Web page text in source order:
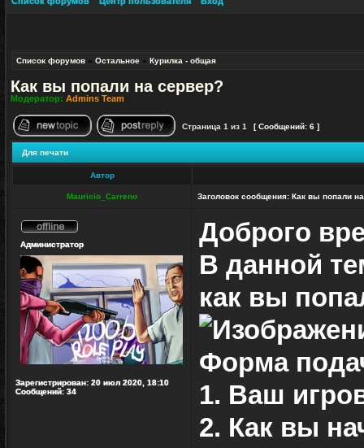
Список форумов » Остальное » Курилка - общая
Как вы попали на сервер?
Модератор: Admins Team
Начать новую тему Ответить на тему
Страница 1 из 1 [ Сообщений: 6 ]
Для печати
Автор
Mauricio_Carreno Заголовок сообщения: Как вы попали
в
сети
Администратор
Зарегистрирован: 20 июл 2020, 18:10
Сообщений: 34
Доброго
В данной
как вы
Форма
1. Ваш
2. Как вы